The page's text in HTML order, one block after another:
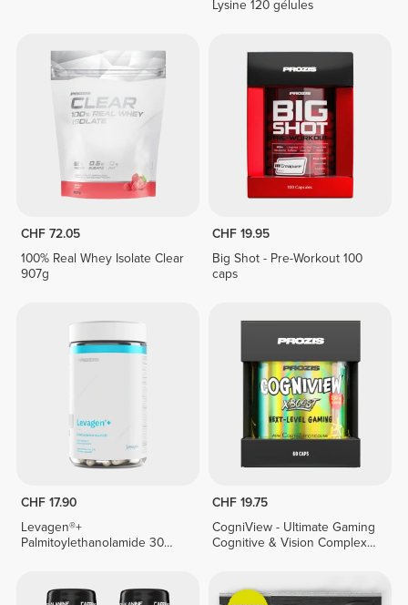
Lysine 120 gélules
CHF 72.05
100% Real Whey Isolate Clear
907g
CHF 19.95
Big Shot - Pre-Workout 100
caps
CHF 17.90
Levagen®+
Palmitoylethanolamide 30
CHF 19.75
CogniView - Ultimate Gaming
Cognitive & Vision Complex -